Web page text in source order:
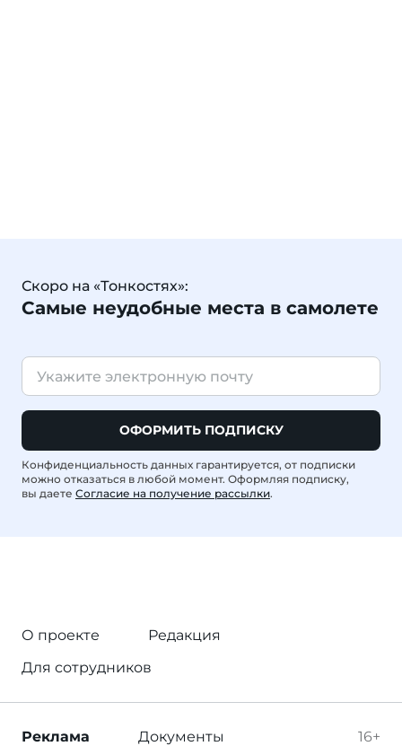
Скоро на «Тонкостях»:
Самые неудобные места в самолете
ОФОРМИТЬ ПОДПИСКУ
Конфиденциальность данных гарантируется, от подписки
можно отказаться в любой момент. Оформляя подписку,
вы даете Согласие на получение рассылки.
О проекте
Редакция
Для сотрудников
16+
Реклама Документы